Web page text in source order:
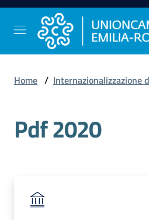
Vai al contenuto
Vai alla navigazione
Vai al footer
Stampa
Statistica
Home / Internazionalizzazione
Pdf 2020